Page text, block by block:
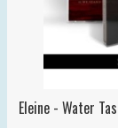
Eleine - Water